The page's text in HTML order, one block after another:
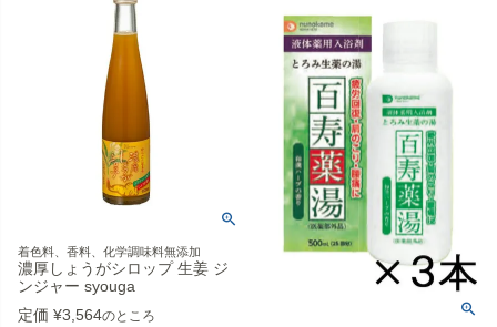
着色料、香料、化学調味料無添加
濃厚しょうがシロップ 生姜 ジ
ンジャー syouga
定価 ¥3,564のところ